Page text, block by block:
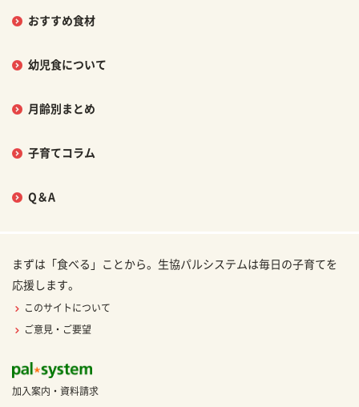
おすすめ食材
幼児食について
月齢別まとめ
子育てコラム
Q＆A
まずは「食べる」ことから。生協パルシステムは毎日の子育てを
応援します。
このサイトについて
ご意見・ご要望
加入案内・資料請求